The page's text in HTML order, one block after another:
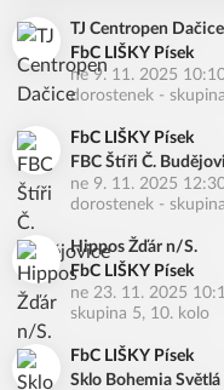
TJ Centropen Dačice
FbC LIŠKY Písek
ne 9. 11. 2025
dorostenek -
FbC LIŠKY Písek
FBC Štíři Č.
ne 9. 11. 2025
dorostenek -
Hippos Žďár n/S.
FbC LIŠKY Písek
ne 23. 11. 2025
skupina 5, 10. kolo
FbC LIŠKY Písek
Sklo Bohemia